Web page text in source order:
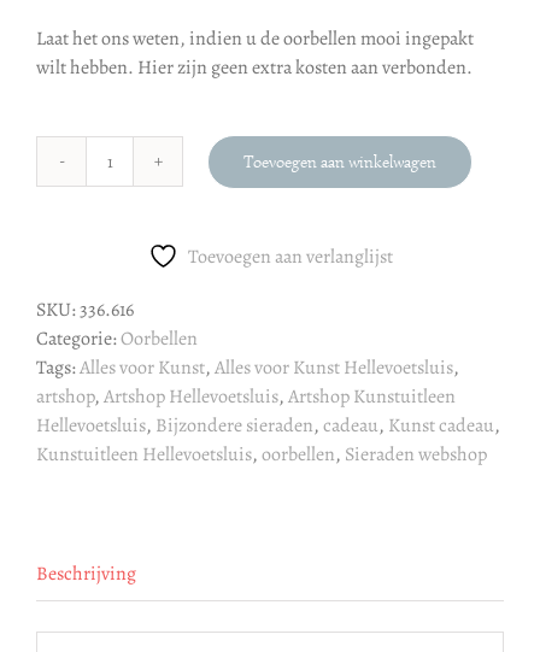
Laat het ons weten, indien u de oorbellen mooi ingepakt
wilt hebben. Hier zijn geen extra kosten aan verbonden.
Oorbellen
Toevoegen aan winkelwagen
Toevoegen aan verlanglijst
SKU:336.616
Categorie:Oorbellen
Tags:Alles voor Kunst,Alles voor Kunst Hellevoetsluis,
artshop,Artshop Hellevoetsluis,Artshop Kunstuitleen
Hellevoetsluis, Bijzondere sieraden,cadeau, Kunst cadeau,
Kunstuitleen Hellevoetsluis,oorbellen, Sieraden webshop
Beschrijving